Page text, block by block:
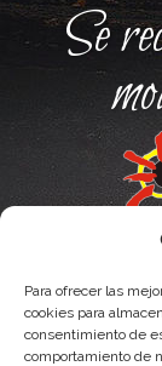
Para ofrecer las
cookies para
consentimiento de
comportamiento de
Se